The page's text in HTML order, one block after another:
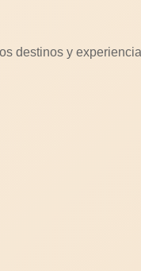
destinos y